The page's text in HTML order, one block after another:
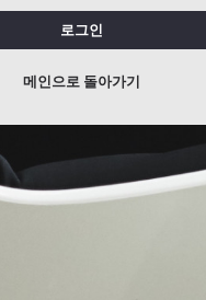
로그인
메인으로 돌아가기